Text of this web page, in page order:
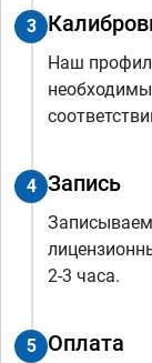
3
Наш
4 Запись
2-3 часа.
5 Оплата